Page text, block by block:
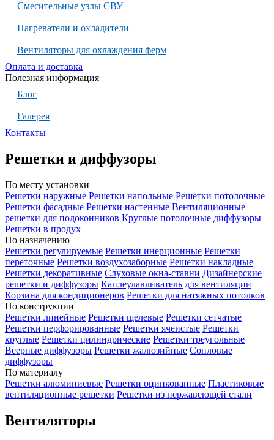
Смесительные узлы СВУ
Нагреватели и охладители
Вентиляторы для охлаждения ферм
Оплата и доставка
Полезная информация
Блог
Галерея
Контакты
Решетки и диффузоры
По месту установки
Решетки наружные Решетки напольные Решетки потолочные
Решетки фасадные Решетки настенные Вентиляционные
решетки для подоконников Круглые потолочные диффузоры
Решетки в продух
По назначению
Решетки регулируемые Решетки инерционные Решетки
переточные Решетки воздухозаборные Решетки накладные
Решетки декоративные Слуховые окна-ставни Дизайнерские
решетки и диффузоры Каплеулавливатель для вентиляции
Корзина для кондиционеров Решетки для натяжных потолков
По конструкции
Решетки линейные Решетки щелевые Решетки сетчатые
Решетки перфорированные Решетки ячеистые Решетки
круглые Решетки цилиндрические Решетки треугольные
Веерные диффузоры Решетки жалюзийные Сопловые
диффузоры
По материалу
Решетки алюминиевые Решетки оцинкованные Пластиковые
вентиляционные решетки Решетки из нержавеющей стали
Вентиляторы